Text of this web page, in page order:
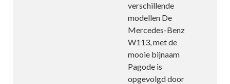
verschillende
modellen De
Mercedes-Benz
W113, met de
mooie bijnaam
Pagode is
opgevolgd door